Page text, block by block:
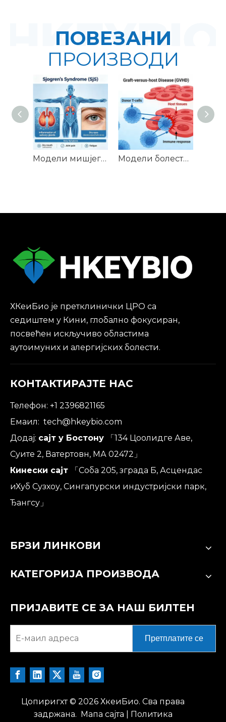
ПОВЕЗАНИ
ПРОИЗВОДИ
Модели мишјег Сјогреновог синдрома (СјС). Модели болести пресађивања миша против домаћина (ГВХД).
ХКеиБио је претклинички ЦРО са
седиштем у Кини, глобално фокусиран,
посвећен искључиво областима
аутоимуних и алергијских болести.
КОНТАКТИРАЈТЕ НАС
Телефон: +1 2396821165
Емаил: tech@hkeybio.com
Додај: сајт у Бостону
「134 Цоолидге Аве,
Суите 2, Ватертовн, МА 02472」
Кинески сајт
「Соба 205, зграда Б, Асцендас
иХуб Сузхоу, Сингапурски индустријски парк,
Ђангсу」
БРЗИ ЛИНКОВИ
КАТЕГОРИЈА ПРОИЗВОДА
ПРИЈАВИТЕ СЕ ЗА НАШ БИЛТЕН
Претплатите се
Цопиригхт © 2026 ХкеиБио. Сва права
задржана. Мапа сајта
Политика